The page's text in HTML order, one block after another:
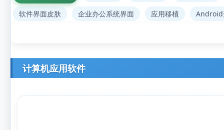
软件界面皮肤
企业办公系统界面 应用移植 Android
计算机应用软件